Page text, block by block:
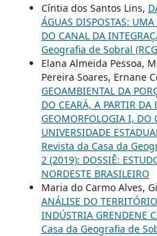
Cíntia dos Santos Lins,
ÁGUAS DISPOSTAS:
DO CANAL DA
Geografia de Sobral
Elana Almeida Pessoa,
Pereira Soares, Ernane
GEOAMBIENTAL DA
DO CEARÁ, A PARTIR DA
GEOMORFOLOGIA I, DO
UNIVERSIDADE
Revista da Casa da
2 (2019): DOSSIÊ:
NORDESTE BRASILEIRO
Maria do Carmo Alves,
ANÁLISE DO
INDÚSTRIA GRENDENE
Casa da Geografia de